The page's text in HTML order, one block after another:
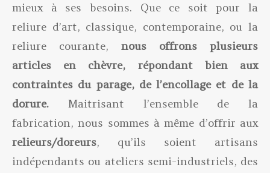
mieux à ses besoins. Que ce soit pour la
reliure d’art, classique, contemporaine, ou la
reliure courante, nous offrons plusieurs
articles en chèvre, répondant bien aux
contraintes du parage, de l’encollage et de la
dorure. Maitrisant l’ensemble de la
fabrication, nous sommes à même d’offrir aux
relieurs/doreurs, qu’ils soient artisans
indépendants ou ateliers semi-industriels, des